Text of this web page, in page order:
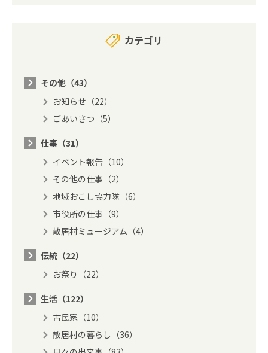
カテゴリ
その他（43）
お知らせ（22）
ごあいさつ（5）
仕事（31）
イベント報告（10）
その他の仕事（2）
地域おこし協力隊（6）
市役所の仕事（9）
散居村ミュージアム（4）
伝統（22）
お祭り（22）
生活（122）
古民家（10）
散居村の暮らし（36）